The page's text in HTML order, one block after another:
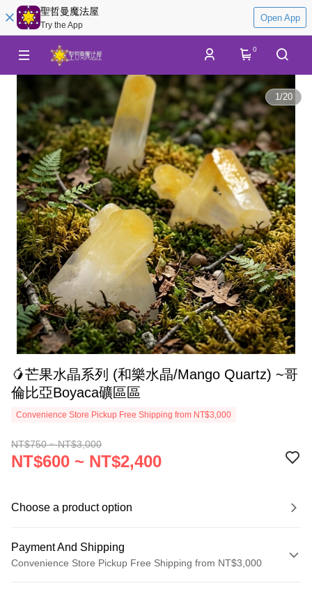
聖哲曼魔法屋
Try the App
Open App
0
1/20
🥭芒果水晶系列 (和樂水晶/Mango Quartz) ~哥
倫比亞Boyaca礦區區
Convenience Store Pickup Free Shipping from NT$3,000
NT$750 ~ NT$3,000
NT$600 ~ NT$2,400
Choose a product option
Payment And Shipping
Convenience Store Pickup Free Shipping from NT$3,000